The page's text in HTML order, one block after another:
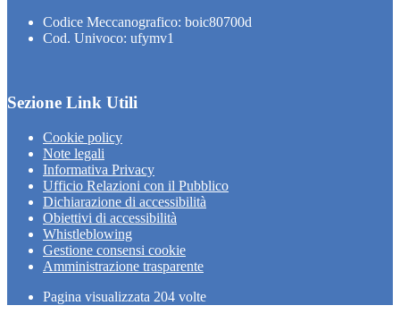
Codice Meccanografico: boic80700d
Cod. Univoco: ufymv1
Sezione Link Utili
Cookie policy
Note legali
Informativa Privacy
Ufficio Relazioni con il Pubblico
Dichiarazione di accessibilità
Obiettivi di accessibilità
Whistleblowing
Gestione consensi cookie
Amministrazione trasparente
Pagina visualizzata 204 volte